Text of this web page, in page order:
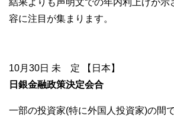
結果よりも声明文での年内利上げが示
容に注目が集まります。
10月30日 未 定 【日本】
日銀金融政策決定会合
一部の投資家(特に外国人投資家)の間